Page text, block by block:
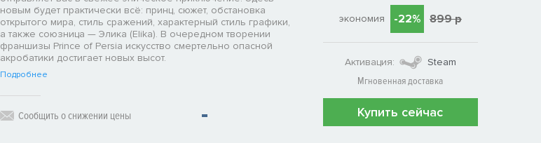
новым будет практически всё: принц, сюжет, обстановка
открытого мира, стиль сражений, характерный стиль графики,
а также союзница — Элика (Elika). В очередном творении
франшизы Prince of Persia искусство смертельно опасной
акробатики достигает новых высот.
Подробнее
Сообщить о снижении цены
экономия -22% 899 р
Активация:
Steam
Мгновенная доставка
Купить сейчас